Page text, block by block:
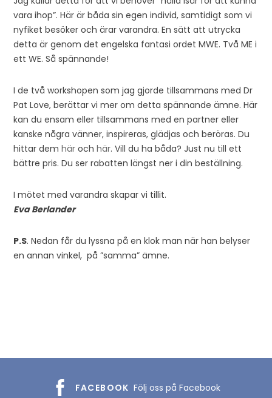
vara ihop”. Här är båda sin egen individ, samtidigt som vi
nyfiket besöker och ärar varandra. En sätt att utrycka
detta är genom det engelska fantasi ordet MWE. Två ME i
ett WE. Så spännande!
I de två workshopen som jag gjorde tillsammans med Dr
Pat Love, berättar vi mer om detta spännande ämne. Här
kan du ensam eller tillsammans med en partner eller
kanske några vänner, inspireras, glädjas och beröras. Du
hittar demhär ochhär. Vill du ha båda? Just nu till ett
bättre pris. Du ser rabatten längst ner i din beställning.
I mötet med varandra skapar vi tillit.
Eva Berlander
P.S. Nedan får du lyssna på en klok man när han belyser
en annan vinkel, på ”samma” ämne.
FACEBOOK Följ oss på Facebook